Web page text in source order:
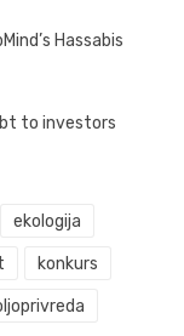
Hassabis
to investors
ekologija
konkurs